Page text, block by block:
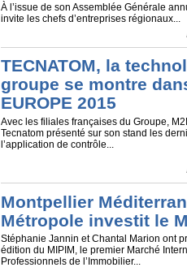
À l’issue de son Assemblée Générale
invite les chefs d’entreprises régionaux...
TECNATOM, la
groupe se montre
EUROPE 2015
Avec les filiales françaises du Groupe,
Tecnatom présenté sur son stand les
l’application de contrôle...
Montpellier
Métropole investit le
Stéphanie Jannin et Chantal Marion ont
édition du MIPIM, le premier Marché
Professionnels de l’Immobilier...